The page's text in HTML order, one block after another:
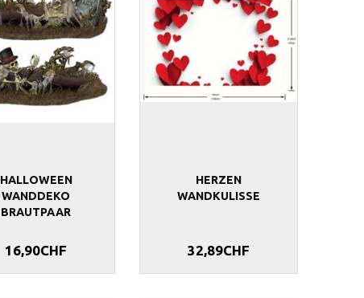
HALLOWEEN
WANDDEKO
BRAUTPAAR
16,90CHF
HERZEN
WANDKULISSE
32,89CHF